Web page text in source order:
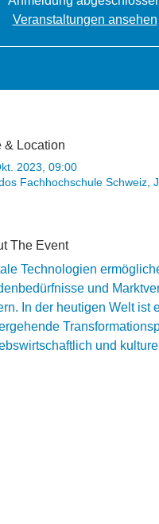
Veranstaltungen ansehen
& Location
2023, 09:00
Fachhochschule Schweiz,
The Event
Technologien
und
In der heutigen Welt ist
und